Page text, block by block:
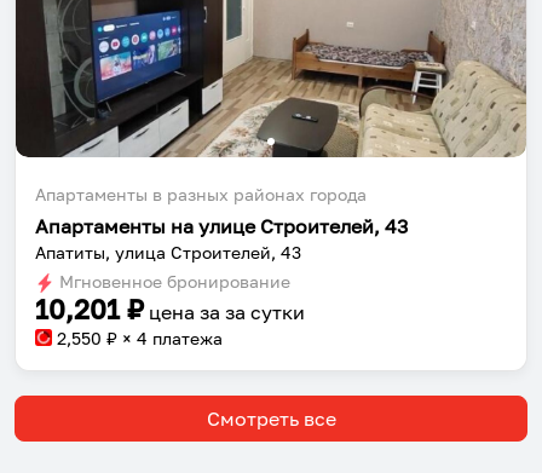
Апартаменты в разных районах города
Апартаменты на улице Строителей, 43
Апатиты, улица Строителей, 43
Мгновенное бронирование
10,201₽ цена за за сутки
2,550 ₽ × 4 платежа
Смотреть все